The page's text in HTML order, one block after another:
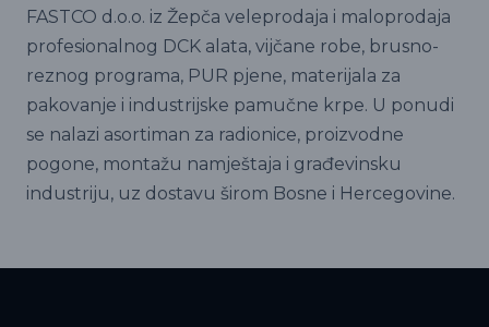
FASTCO d.o.o. iz Žepča veleprodaja i maloprodaja
profesionalnog DCK alata, vijčane robe, brusno-
reznog programa, PUR pjene, materijala za
pakovanje i industrijske pamučne krpe. U ponudi
se nalazi asortiman za radionice, proizvodne
pogone, montažu namještaja i građevinsku
industriju, uz dostavu širom Bosne i Hercegovine.